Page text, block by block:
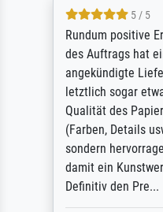
5 / 5
Rundum positive
des Auftrags hat
angekündigte
letztlich sogar
Qualität des
(Farben, Details
sondern
damit ein
Definitiv den Pre...